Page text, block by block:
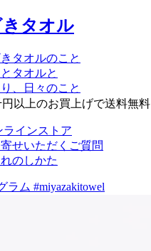
タオルのこと
タオルと
、日々のこと
円以上のお買上げで送料無料
ラインストア
せいただくご質問
のしかた
ラム #miyazakitowel